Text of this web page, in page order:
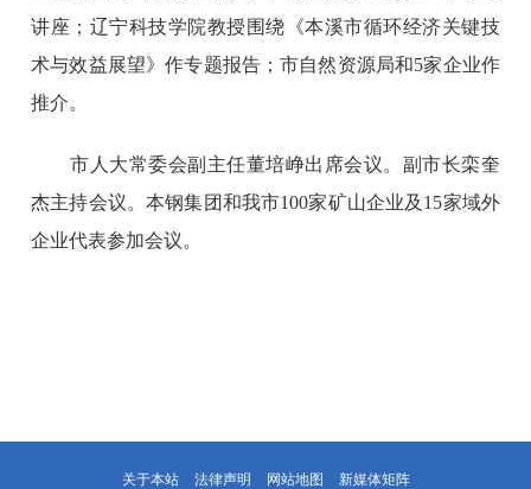
讲座；辽宁科技学院教授围绕《本溪市循环经济关键技
术与效益展望》作专题报告；市自然资源局和5家企业作
推介。
市人大常委会副主任董培峥出席会议。副市长栾奎
杰主持会议。本钢集团和我市100家矿山企业及15家域外
企业代表参加会议。
关于本站 法律声明 网站地图 新媒体矩阵